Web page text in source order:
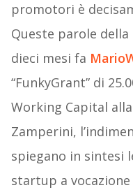
promotori è
Queste parole
dieci mesi fa
“FunkyGrant” di
Working Capital
Zamperini,
spiegano in sintesi
startup a vocazione